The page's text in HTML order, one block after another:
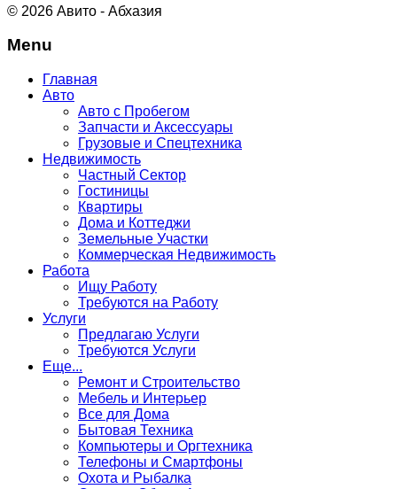
© 2026 Авито - Абхазия
Menu
Главная
Авто
Авто с Пробегом
Запчасти и Аксессуары
Грузовые и Спецтехника
Недвижимость
Частный Сектор
Гостиницы
Квартиры
Дома и Коттеджи
Земельные Участки
Коммерческая Недвижимость
Работа
Ищу Работу
Требуются на Работу
Услуги
Предлагаю Услуги
Требуются Услуги
Еще...
Ремонт и Строительство
Мебель и Интерьер
Все для Дома
Бытовая Техника
Компьютеры и Оргтехника
Телефоны и Смартфоны
Охота и Рыбалка